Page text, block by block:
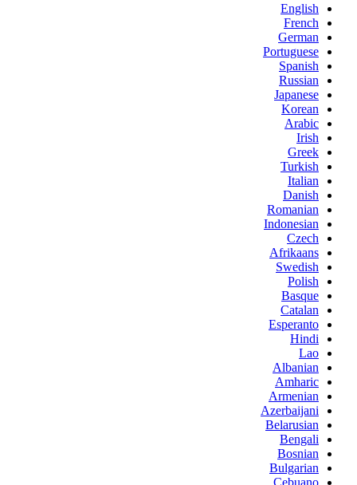
English
French
German
Portuguese
Spanish
Russian
Japanese
Korean
Arabic
Irish
Greek
Turkish
Italian
Danish
Romanian
Indonesian
Czech
Afrikaans
Swedish
Polish
Basque
Catalan
Esperanto
Hindi
Lao
Albanian
Amharic
Armenian
Azerbaijani
Belarusian
Bengali
Bosnian
Bulgarian
Cebuano